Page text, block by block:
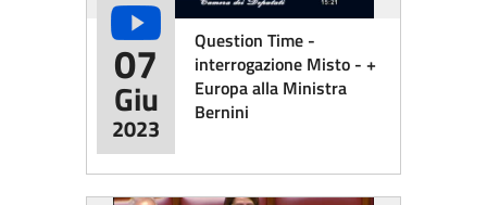
Question Time -
interrogazione Misto - +
Europa alla Ministra
Bernini
07
Giu
2023